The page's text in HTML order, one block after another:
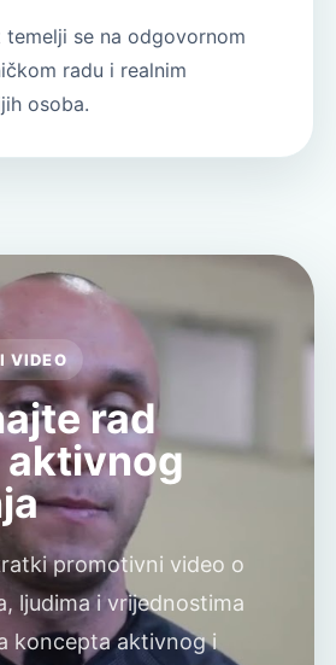
temelji se na odgovornom
radu i realnim
osoba.
VIDEO
rad
aktivnog
promotivni video o
ljudima i vrijednostima
koncepta aktivnog i